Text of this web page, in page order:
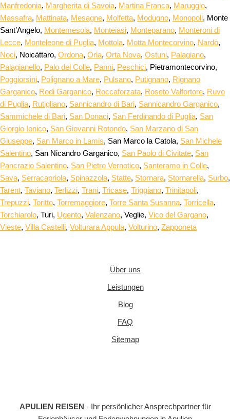
Manfredonia, Margherita di Savoia, Martina Franca, Maruggio,
Massafra, Mattinata, Mesagne, Molfetta, Modugno, Monopoli, Monte
Sant’Angelo, Montemesola, Monteiasi, Monteparano, Monteroni di
Lecce, Monteleone di Puglia, Mottola, Motta Montecorvino, Nardò,
Noci, Noicàttaro, Ordona, Oria, Orta Nova, Ostuni, Palagiano,
Palagianello, Palo del Colle, Panni, Peschici, Pietramontecorvino,
Poggiorsini, Polignano a Mare, Pulsano, Putignano, Rignano
Garganico, Rodi Garganico, Roccaforzata, Roseto Valfortore, Ruvo
di Puglia, Rutigliano, Sannicandro di Bari, Sannicandro Garganico,
Sammichele di Bari, San Donaci, San Ferdinando di Puglia, San
Giorgio Ionico, San Giovanni Rotondo, San Marzano di San
Giuseppe, San Marco in Lamis, San Marco la Catola, San Michele
Salentino, San Nicandro Garganico, San Paolo di Civitate, San
Pancrazio Salentino, San Pietro Vernotico, Santeramo in Colle,
Sava, Serracapriola, Spinazzola, Statte, Stornara, Stornarella, Surbo,
Tarent, Taviano, Terlizzi, Trani, Tricase, Triggiano, Trinitapoli,
Trepuzzi, Toritto, Torremaggiore, Torre Santa Susanna, Torricella,
Torchiarolo, Turi, Ugento, Valenzano, Veglie, Vico del Gargano,
Vieste, Villa Castelli, Volturara Appula, Volturino, Zapponeta
Über uns
Leistungen
Blog
FAQ
Sitemap
APULIEN REISEN - Ihr persönlicher Ansprechpartner für